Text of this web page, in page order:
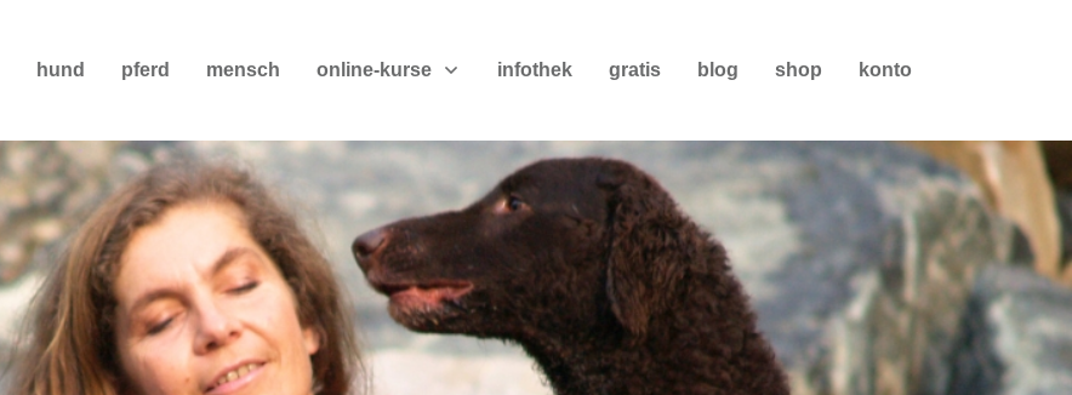
hund pferd mensch online-kurse infothek gratis blog shop konto